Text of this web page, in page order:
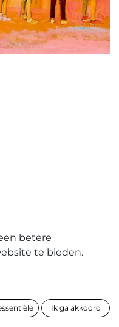
Jaeger op
betere
te bieden.
Ik ga akkoord